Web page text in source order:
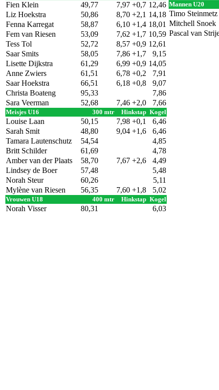
Fien Klein 49,77 7,97 +0,7 12,46
Liz Hoekstra
50,86 8,70 +2,1 14,18
Fenna Karregat
58,87 6,10 +1,4 18,01
Fem van Riesen
53,09 7,62 +1,7 10,59
Tess Tol
52,72 8,57 +0,9 12,61
Saar Smits
58,05 7,86 +1,7
9,15
Lisette Dijkstra
61,29 6,99 +0,9 14,05
Anne Zwiers
61,51 6,78 +0,2
7,91
Saar Hoekstra
66,51 6,18 +0,8
9,07
Christa Boateng
95,33
7,86
Sara Veerman
52,68 7,46 +2,0 7,66
Meisjes U16 300 mtr Hinkstap Kogel
Louise Laan 50,15 7,98 +0,1
6,46
Sarah Smit
48,80 9,04 +1,6
6,46
Tamara Lautenschutz
54,54
4,85
Britt Schilder
61,69
4,78
Amber van der Plaats
58,70 7,67 +2,6
4,49
Lindsey de Boer
57,48
5,48
Norah Steur
60,26
5,11
Mylène van Riesen
56,35 7,60 +1,8 5,02
Vrouwen U18 400 mtr Hinkstap Kogel
Norah Visser 80,31 6,03
Mannen U20
Timo Steinmetz
Mitchell Snoek
Pascal van